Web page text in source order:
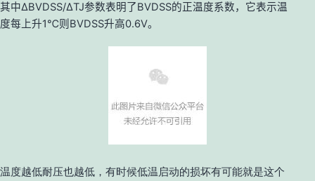
其中ΔBVDSS/ΔTJ参数表明了BVDSS的正温度系数，它表示温
度每上升1℃则BVDSS升高0.6V。
温度越低耐压也越低，有时候低温启动的损坏有可能就是这个